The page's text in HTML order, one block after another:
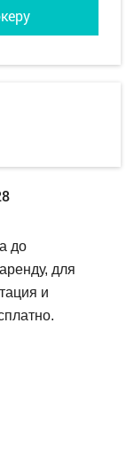
до
для
и